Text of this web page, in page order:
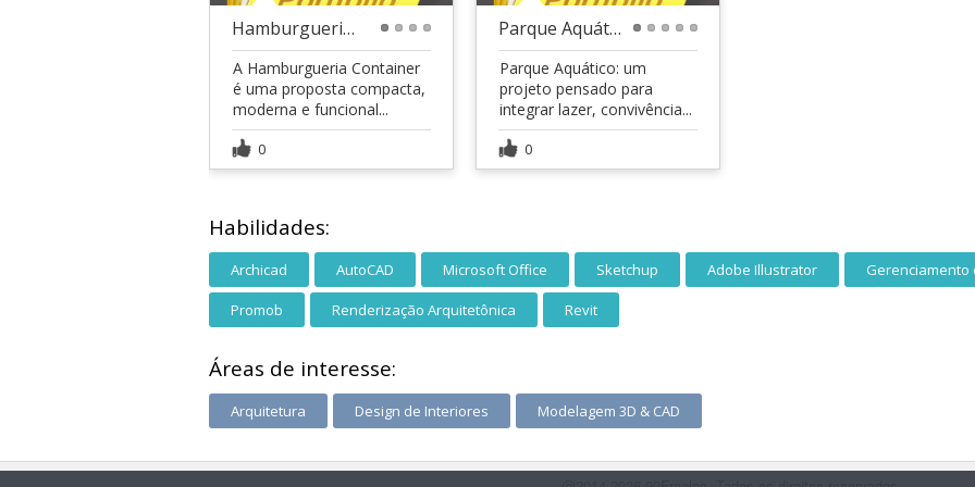
Hamburgueria Container
A Hamburgueria Container
é uma proposta compacta,
moderna e funcional...
0
Parque Aquático
Parque Aquático: um
projeto pensado para
integrar lazer, convivência...
0
Habilidades:
Archicad AutoCAD Microsoft Office Sketchup Adobe Illustrator Gerenciamento
Promob Renderização Arquitetônica Revit
Áreas de interesse:
Arquitetura Design de Interiores Modelagem 3D & CAD